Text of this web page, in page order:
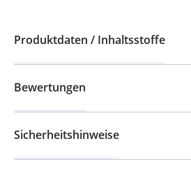
Produktdaten / Inhaltsstoffe
Bewertungen
Sicherheitshinweise